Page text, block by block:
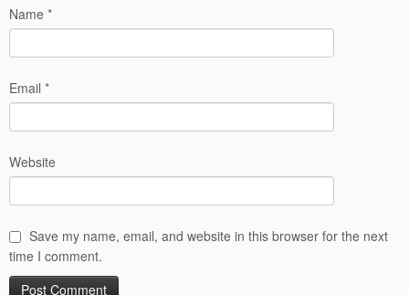
Name *
Email *
Website
Save my name, email, and website in this browser for the next
time I comment.